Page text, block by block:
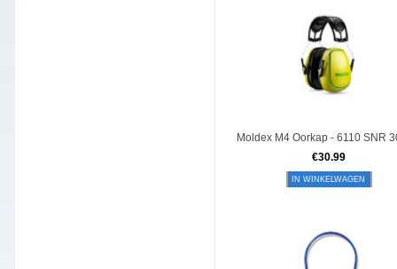
Moldex M4 Oorkap - 6110 SNR
€30.99
IN WINKELWAGEN